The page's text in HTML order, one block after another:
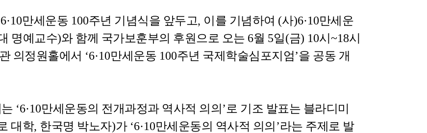
6·10만세운동 100주년 기념식을 앞두고, 이를 기념하여 (사)6·10만세운
명예교수)와 함께 국가보훈부의 후원으로 오는 6월 5일(금) 10시 ~18시
의정원홀에서 ‘6·10만세운동 100주년 국제학술심포지엄’을 공동 개
‘6·10만세운동의 전개과정과 역사적 의의 ’ 로 기조 발표는 블라디미
대학, 한국명 박노자)가 ‘6·10만세운동의 역사적 의의 ’라는 주제로 발